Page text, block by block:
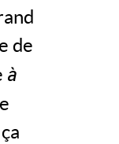
de
à